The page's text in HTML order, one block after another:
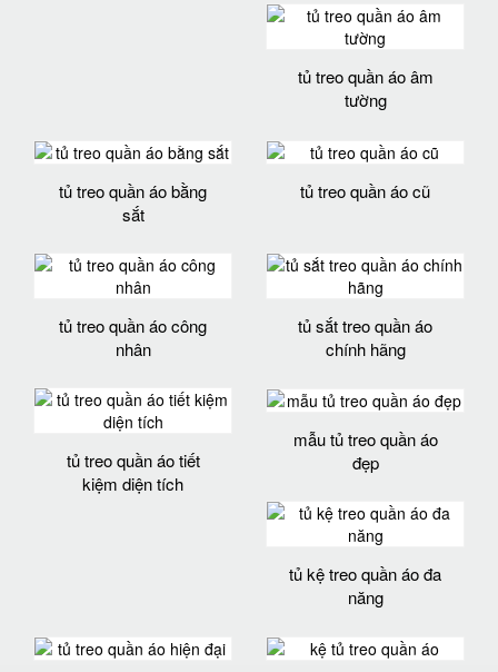
tủ treo quần áo âm
tường
tủ treo quần áo bằng
sắt
tủ treo quần áo cũ
tủ treo quần áo công
nhân
tủ sắt treo quần áo
chính hãng
tủ treo quần áo tiết
kiệm diện tích
mẫu tủ treo quần áo
đẹp
tủ kệ treo quần áo đa
năng